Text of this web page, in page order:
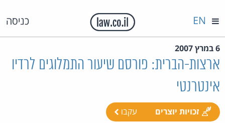
כניסה EN
6 במרץ 2007
ארצות-הברית: פורסם שיעור התמלוגים לרדיו
אינטרנטי
זכויות יוצרים עקבו